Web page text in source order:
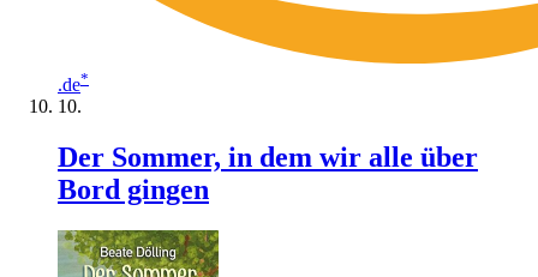
.de*
Der Sommer, in dem wir alle über
Bord gingen